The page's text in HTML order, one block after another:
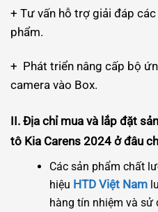
+ Tư vấn hỗ trợ giải đáp
phẩm.
+ Phát triển nâng cấp bộ
camera vào Box.
II. Địa chỉmua và lắp đặt
tô Kia Carens 2024 ở đâu
Các sản phẩm chất
hiệu HTD Việt Nam
hàng tín nhiệm và sử